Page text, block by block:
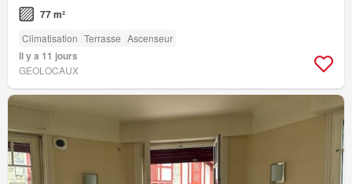
77 m²
Climatisation Terrasse Ascenseur
Il y a 11 jours
GEOLOCAUX